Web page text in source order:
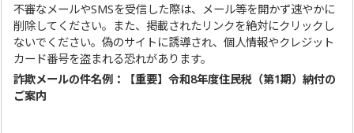
不審なメールやSMSを受信した際は、メール等を開かず速やかに
削除してください。また、掲載されたリンクを絶対にクリックし
ないでください。偽のサイトに誘導され、個人情報やクレジット
カード番号を盗まれる恐れがあります。
詐欺メールの件名例：
【重要】令和8年度住民税（第1期）納付の
ご案内